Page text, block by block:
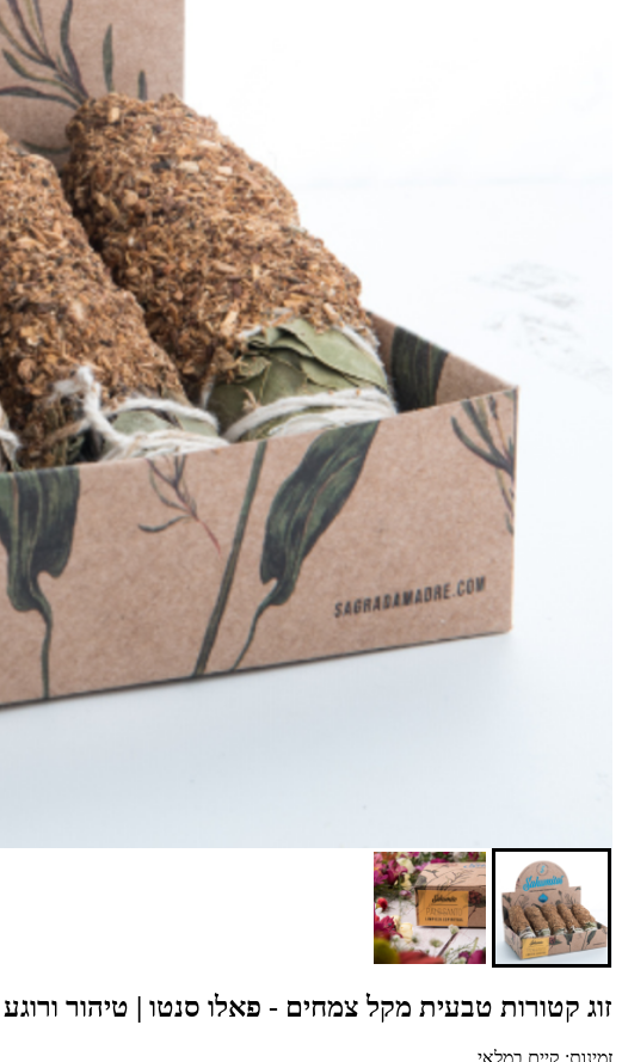
זוג קטורות טבעית מקל צמחים - פאלו סנטו | טיהור ורוגע
זמינות: קיים במלאי